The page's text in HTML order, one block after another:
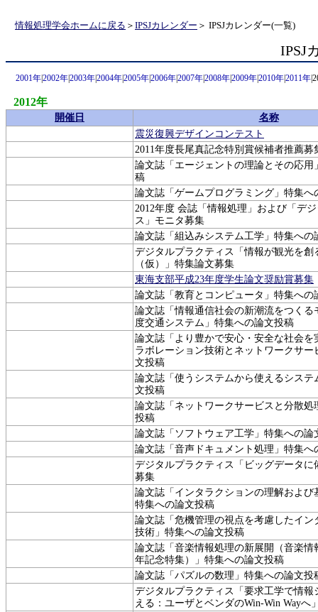
情報処理学会ホームに戻る ＞ IPSJカレンダー ＞ IPSJカレンダー(一覧)
IPSJ
2001年2002年2003年2004年2005年2006年2007年2008年2009年2010年2011年
2012年
開催日
名称
震災復興デザインコンテスト
2011年度長尾真記念特別賞候補者推薦募
論文誌「エージェントの理論とその応用
稿
論文誌「ゲームプログラミング」特集へ
2012年度 会誌「情報処理」および「デ
ス」モニタ募集
論文誌「組込みシステム工学」特集への
デジタルプラクティス「情報が観光を創
（仮）」特集論文募集
東海支部平成23年度学生論文奨励賞募集
論文誌「教育とコンピュータ」特集への
論文誌「情報通信社会の新潮流をつくる
度交通システム」特集への論文投稿
論文誌「より豊かで安心・安全な社会を
ラボレーション技術とネットワークサー
文投稿
論文誌「使うシステムから使えるシステ
文投稿
論文誌「ネットワークサービスと分散処
投稿
論文誌「ソフトウェア工学」特集への論
論文誌「音声ドキュメント処理」特集へ
デジタルプラクティス「ビッグデータに
募集
論文誌「インタラクションの理解および
特集への論文投稿
論文誌「危機管理の視点を考慮したイン
技術」特集への論文投稿
論文誌「音楽情報処理の新展開（音楽情
年記念特集）」特集への論文投稿
論文誌「パズルの数理」特集への論文投
デジタルプラクティス「要求工学で情報
える：ユーザとベンダのWin-Win Wayへ